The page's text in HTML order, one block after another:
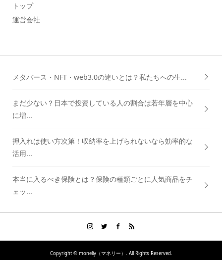
トップ
運営会社
メタバース・NFT・web3.0の違いとは？私たちへの生...
まだ少ない？日本で投資している人の割合は若年層を中心
に増...
押入れは使い方次第！収納率を上げられないなら効率的な
活用...
本当に入るべき保険とは？保険の種類ごとに人気商品をチ
ェッ...
Copyright ©moneliy（マネリー）. All Rights Reserved.